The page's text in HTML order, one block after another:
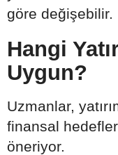
göre değişebilir.
Hangi
Uygun?
Uzmanlar,
finansal
öneriyor.